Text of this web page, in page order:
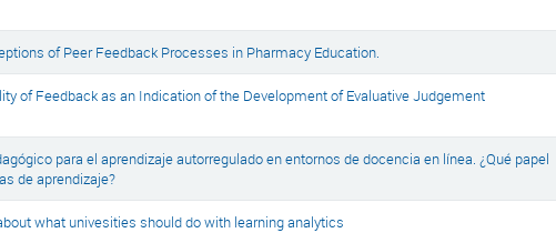
of Peer Feedback Processes in Pharmacy Education.
of Feedback as an Indication of the Development of Evaluative Judgement
para el aprendizaje autorregulado en entornos de docencia en línea. ¿Qué papel
de aprendizaje?
what univesities should do with learning analytics